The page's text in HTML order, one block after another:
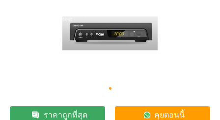
ราคาถูกที่สุด คุยตอนนี้